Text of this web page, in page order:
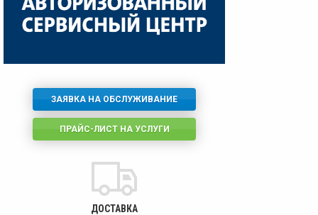
ЗАЯВКА НА ОБСЛУЖИВАНИЕ
ПРАЙС-ЛИСТ НА УСЛУГИ
ДОСТАВКА